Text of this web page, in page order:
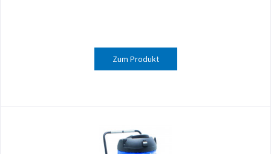
Zum Produkt